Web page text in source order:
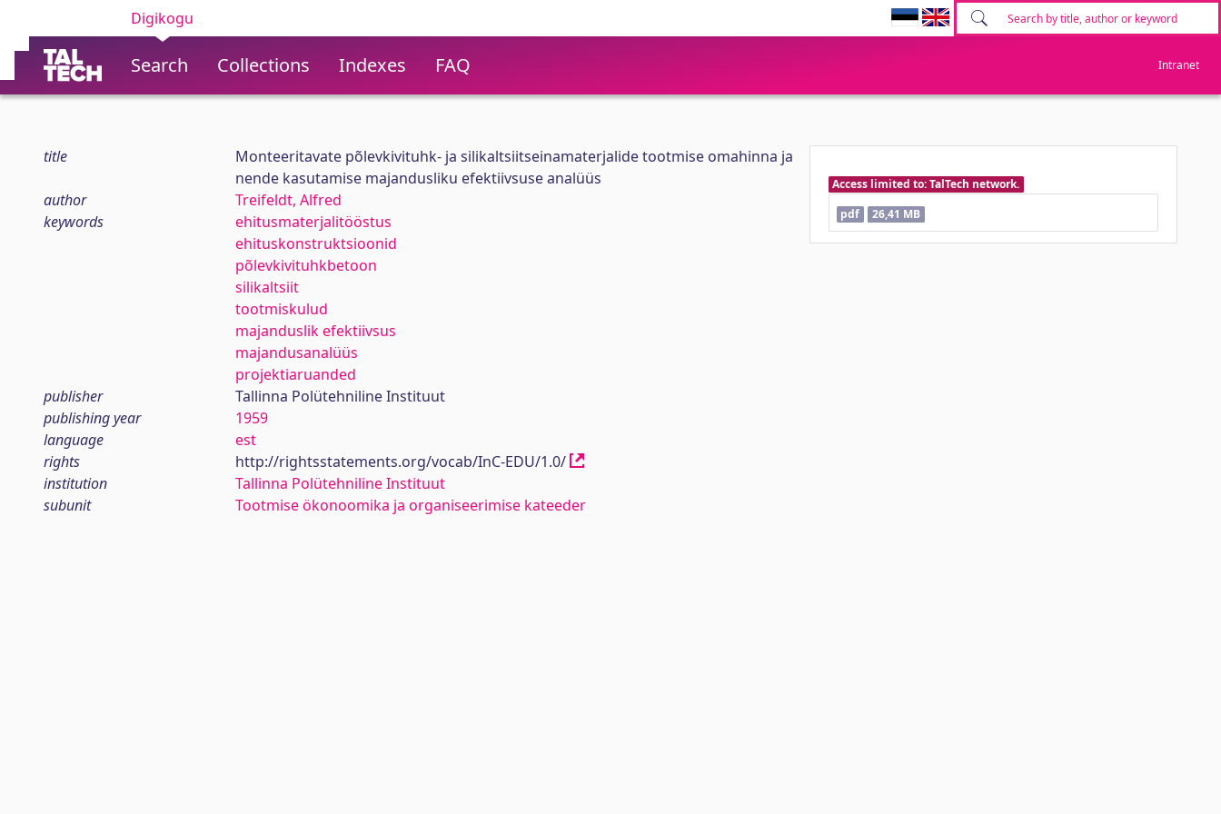
Digikogu
Search Collections Indexes FAQ Intranet
title
Monteeritavate põlevkivituhk- ja silikaltsiitseinamaterjalide tootmise omahinna ja
nende kasutamise majandusliku efektiivsuse analüüs
author
Treifeldt, Alfred
keywords
ehitusmaterjalitööstus
ehituskonstruktsioonid
põlevkivituhkbetoon
silikaltsiit
tootmiskulud
majanduslik efektiivsus
majandusanalüüs
projektiaruanded
publisher
Tallinna Polütehniline Instituut
publishing year
1959
language
est
rights
http://rightsstatements.org/vocab/InC-EDU/1.0/
institution
Tallinna Polütehniline Instituut
subunit
Tootmise ökonoomika ja organiseerimise kateeder
Access limited to: TalTech network.
pdf
26,41 MB